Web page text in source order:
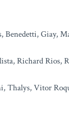
Giay,
Richard Rios,
Thalys, Vitor